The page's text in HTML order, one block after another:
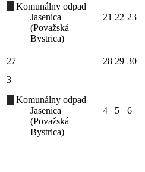
Komunálny odpad
Jasenica
(Považská
Bystrica)
21 22 23
27 28 29 30
3
Komunálny odpad
Jasenica
(Považská
Bystrica)
4 5 6